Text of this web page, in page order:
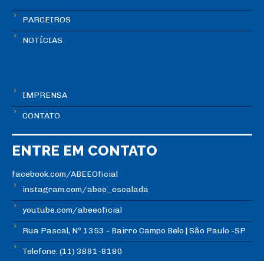
PARCEIROS
NOTÍCIAS
IMPRENSA
CONTATO
ENTRE EM CONTATO
facebook.com/ABEEOficial
instagram.com/abee_escalada
youtube.com/abeeoficial
Rua Pascal, Nº 1353 - Bairro Campo Belo | São Paulo -SP
Telefone: (11) 3881-8180